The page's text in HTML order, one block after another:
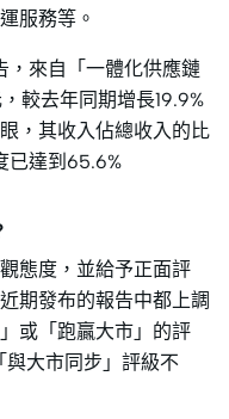
服務等。
來自「一體化供應鏈
較去年同期增長19.9%
，其收入佔總收入的比
已達到65.6%
態度，並給予正面評
期發布的報告中都上調
或「跑贏大市」的評
與大市同步」評級不